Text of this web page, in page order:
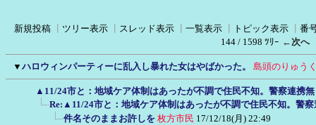
新規投稿 ツリー表示 スレッド表示 一覧表示 トピック表示
番
144 / 1598 ﾂﾘｰ ←次へ
▼ ハロウィンパーティーに乱入し暴れた女はやばかった。 島頭のりゅう
▲11/24市と：地域ケア体制はあったが不調で住民不知。警察連携
Re:▲11/24市と：地域ケア体制はあったが不調で住民不知。警
件名そのままお許しを 枚方市民 17/12/18(月) 22:49